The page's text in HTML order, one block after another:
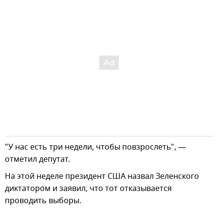
"У нас есть три недели, чтобы повзрослеть", —
отметил депутат.
На этой неделе президент США назвал Зеленского
диктатором и заявил, что тот отказывается
проводить выборы.